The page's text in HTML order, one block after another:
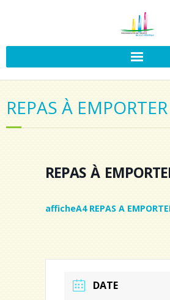
REPAS À EMPORTER
repas à
afficheA4 REPAS A
DATE